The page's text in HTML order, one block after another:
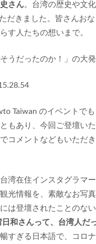
さん。台湾の歴史や文
だきました。皆さんお
す人たちの想いまで。
うだったのか！」の大
Taiwan のイベントで
もあり、今回ご登壇い
コメントなどもいただ
湾在住インスタグラマ
光情報を、素敵なお写
は登壇されたことのな
日和さんって、台湾人だ
すぎる日本語で、コロ